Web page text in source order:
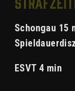
Schongau 15
ESVT 4 min